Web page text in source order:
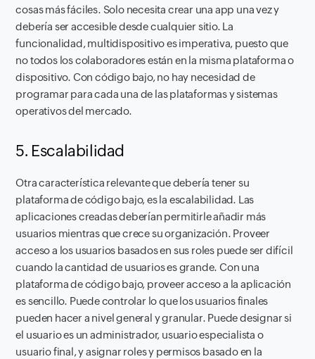
cosas más fáciles. Solo necesita crear una app una vez y
debería ser accesible desde cualquier sitio. La
funcionalidad, multidispositivo es imperativa, puesto que
no todos los colaboradores están en la misma plataforma o
dispositivo. Con código bajo, no hay necesidad de
programar para cada una de las plataformas y sistemas
operativos del mercado.
5. Escalabilidad
Otra característica relevante que debería tener su
plataforma de código bajo, es la escalabilidad. Las
aplicaciones creadas deberían permitirle añadir más
usuarios mientras que crece su organización. Proveer
acceso a los usuarios basados en sus roles puede ser difícil
cuando la cantidad de usuarios es grande. Con una
plataforma de código bajo, proveer acceso a la aplicación
es sencillo. Puede controlar lo que los usuarios finales
pueden hacer a nivel general y granular. Puede designar si
el usuario es un administrador, usuario especialista o
usuario final, y asignar roles y permisos basado en la